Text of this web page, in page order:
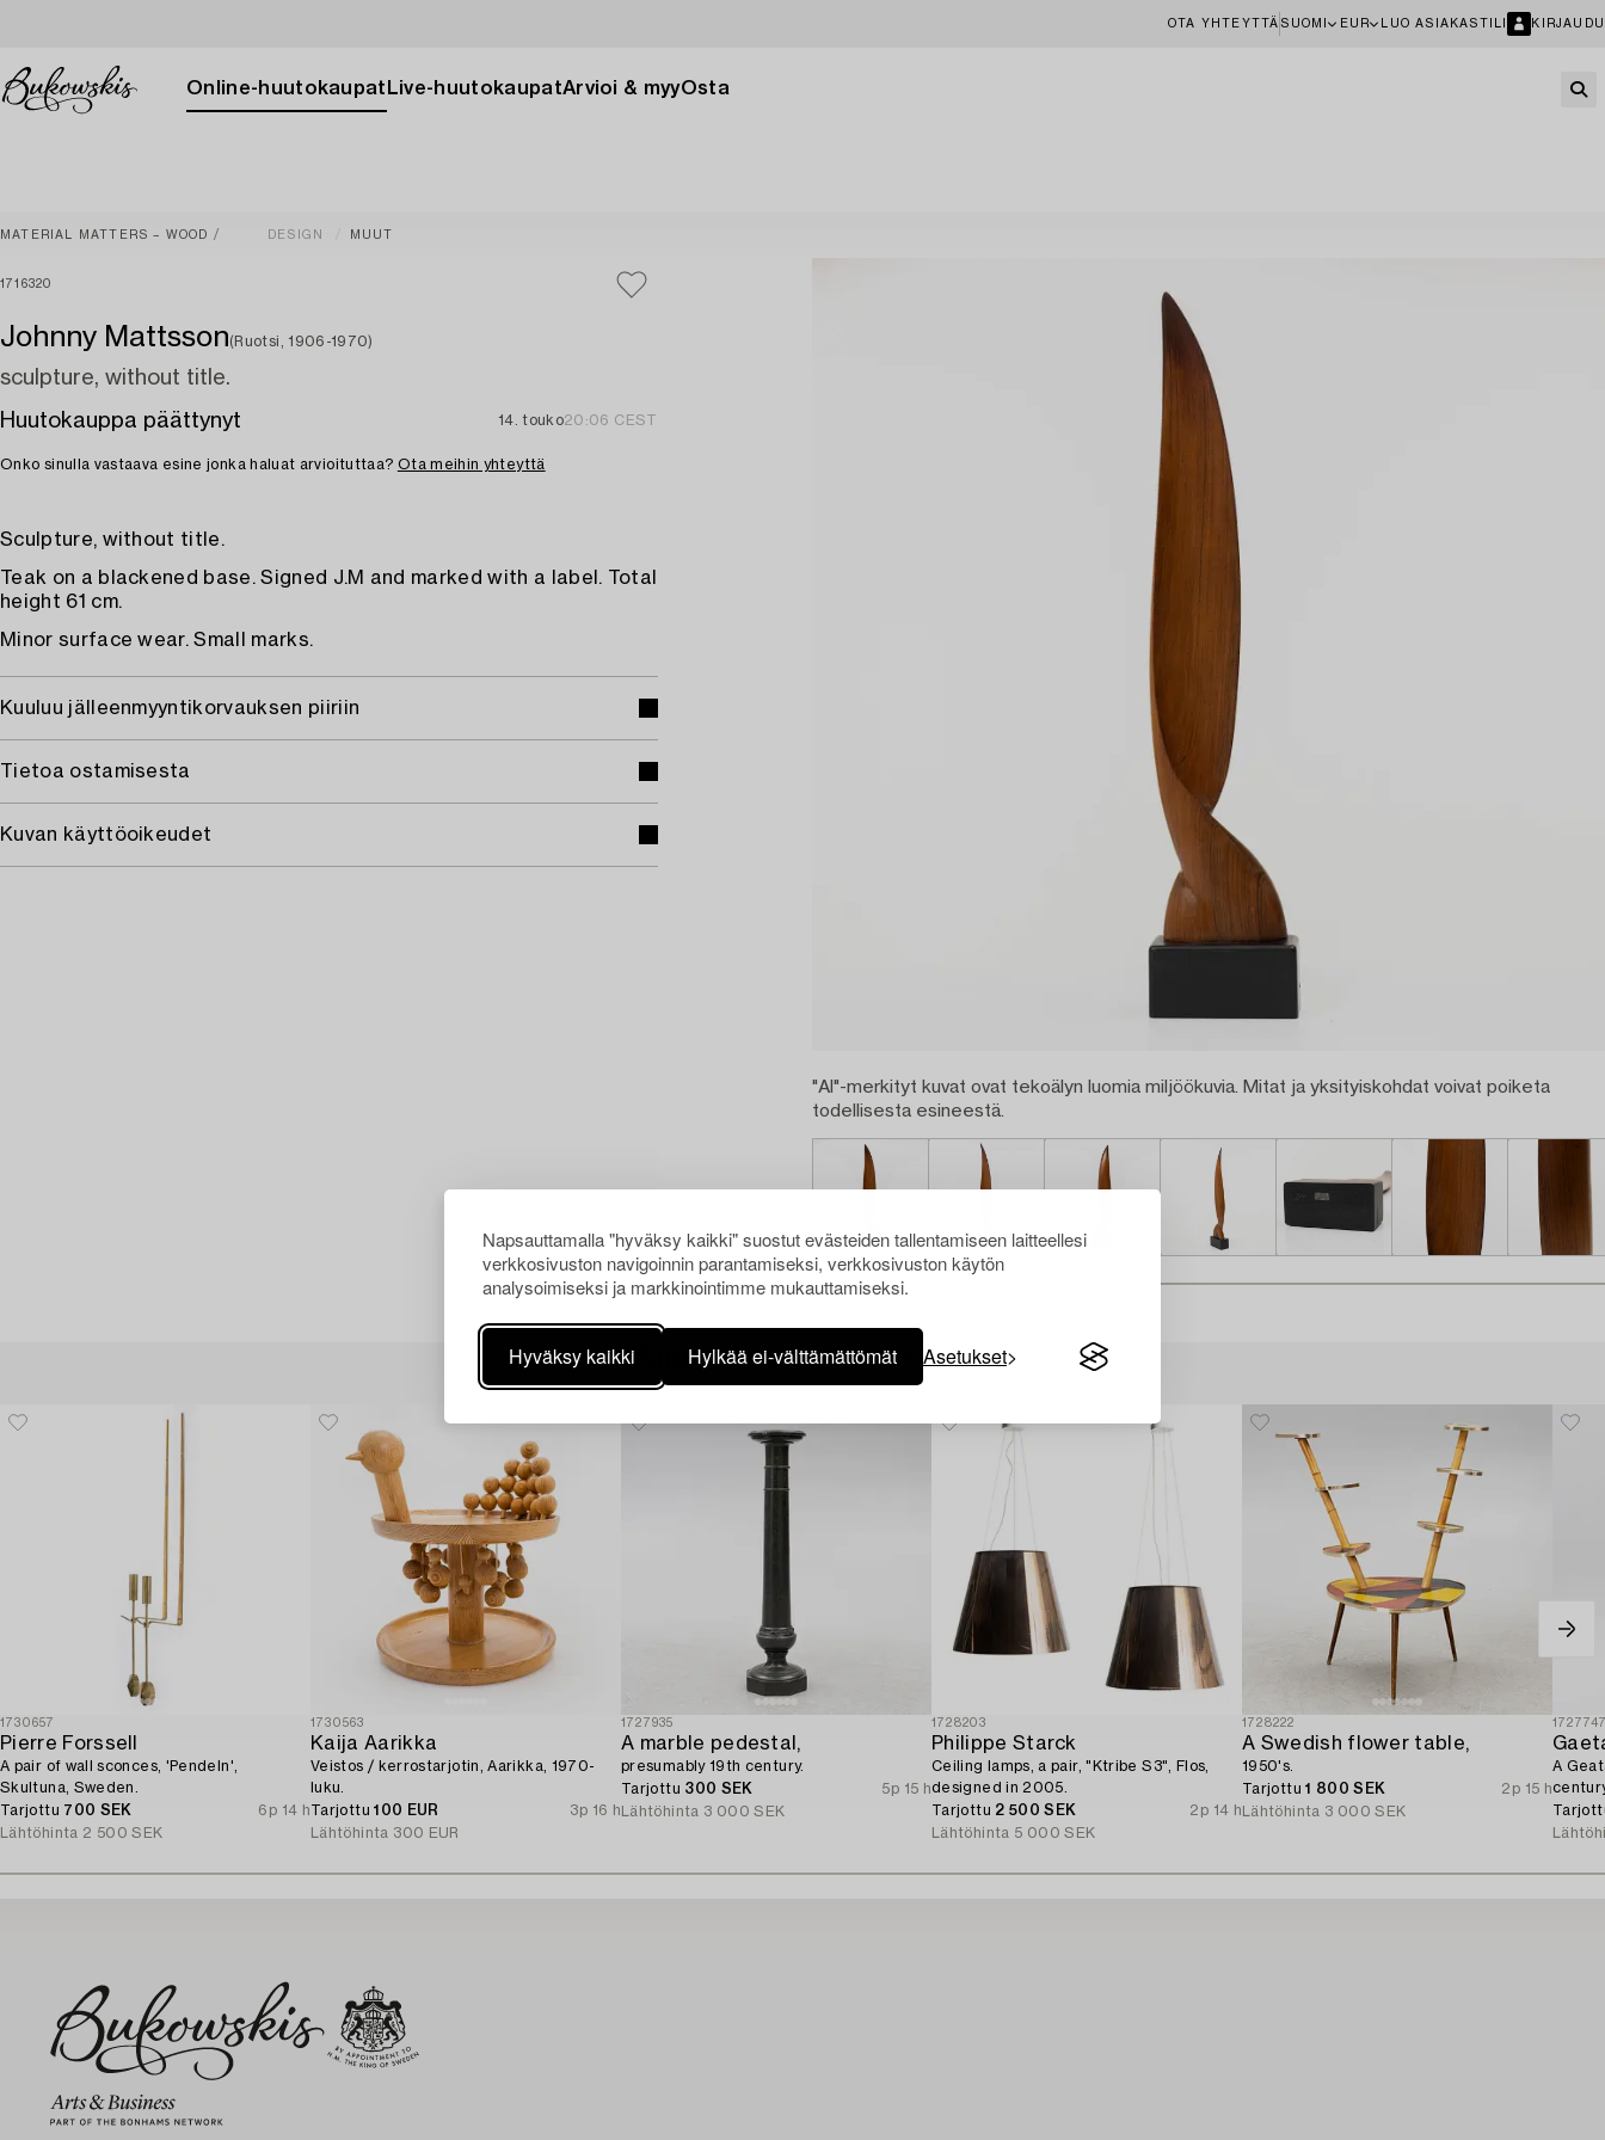
Napsauttamalla "hyväksy kaikki" suostut evästeiden tallentamiseen laitteellesi
verkkosivuston navigoinnin parantamiseksi, verkkosivuston käytön
analysoimiseksi ja markkinointimme mukauttamiseksi.
Hyväksy kaikki Hylkää ei-välttämättömät Asetukset
OTA YHTEYTTÄ SUOMI EUR LUO ASIAKASTILI KIRJAUDU
Online-huutokaupat Live-huutokaupatArvioi & myyOsta
MATERIAL MATTERS – WOOD DESIGN MUUT
1716320
Johnny Mattsson(Ruotsi, 1906-1970)
sculpture, without title.
Huutokauppa päättynyt
14. touko20:06 CEST
Onko sinulla vastaava esine jonka haluat arvioituttaa? Ota meihin yhteyttä
Sculpture, without title.
Teak on a blackened base. Signed J.M and marked with a label. Total
height 61 cm.
Minor surface wear. Small marks.
Kuuluu jälleenmyyntikorvauksen piiriin
Tietoa ostamisesta
Kuvan käyttöoikeudet
"AI"-merkityt kuvat ovat tekoälyn luomia miljöökuvia. Mitat ja yksityiskohdat voivat poiketa
todellisesta esineestä.
Muiden katsomia kohteita
1730657
Pierre Forssell
A pair of wall sconces, 'Pendeln',
Skultuna, Sweden.
Tarjottu 700 SEK
6p 14 h
Lähtöhinta 2 500 SEK
1730563
Kaija Aarikka
Veistos / kerrostarjotin, Aarikka, 1970-
luku.
Tarjottu100 EUR
3p 16 h
Lähtöhinta 300 EUR
1727935
A marble pedestal,
presumably 19th century.
Tarjottu 300 SEK
5p 15 h
Lähtöhinta 3 000 SEK
1728203
Philippe Starck
Ceiling lamps, a pair, "Ktribe S3", Flos,
designed in 2005.
Tarjottu 2 500 SEK
2p 14 h
Lähtöhinta 5 000 SEK
1728222
A Swedish flower table,
1950's.
Tarjottu1 800 SEK
2p 15 h
Lähtöhinta 3 000 SEK
A